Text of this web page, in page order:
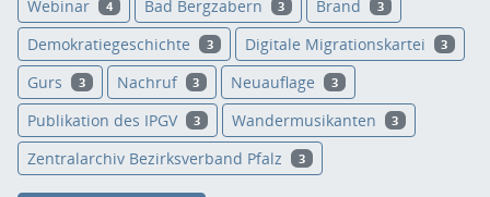
Webinar 4 Bad Bergzabern 3 Brand 3
Demokratiegeschichte 3 Digitale Migrationskartei 3
Gurs 3 Nachruf 3 Neuauflage 3
Publikation des IPGV 3 Wandermusikanten 3
Zentralarchiv Bezirksverband Pfalz 3